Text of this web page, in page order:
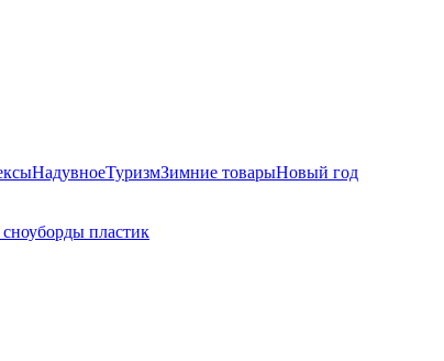
НадувноеТуризмЗимние товарыНовый год
пластик